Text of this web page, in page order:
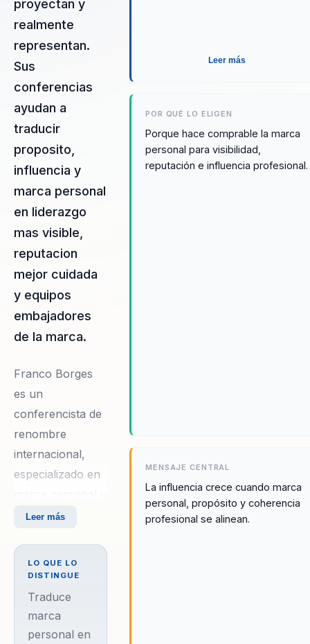
proyectan y
realmente
representan.
Sus
conferencias
ayudan a
traducir
proposito,
influencia y
marca personal
en liderazgo
mas visible,
reputacion
mejor cuidada
y equipos
embajadores
de la marca.
Franco Borges
es un
conferencista de
renombre
internacional,
especializado en
employee
más de 35 años
de experiencia,
Borges ha
transformado la
vida de miles de
Leer más
LO QUE LO
DISTINGUE
Traduce
marca
personal en
Leer más
POR QUÉ LO ELIGEN
Porque hace comprable la marca
personal para visibilidad,
reputación e influencia profesional.
MENSAJE CENTRAL
La influencia crece cuando marca
personal, propósito y coherencia
profesional se alinean.